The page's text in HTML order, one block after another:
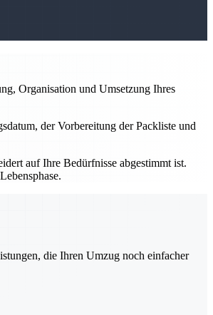
Organisation und Umsetzung Ihres
der Vorbereitung der Packliste und
auf Ihre Bedürfnisse abgestimmt ist.
die Ihren Umzug noch einfacher